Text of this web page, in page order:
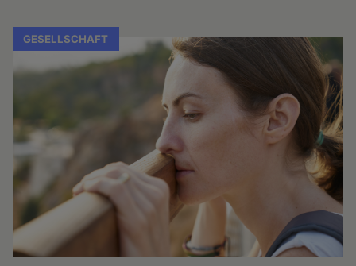
GESELLSCHAFT